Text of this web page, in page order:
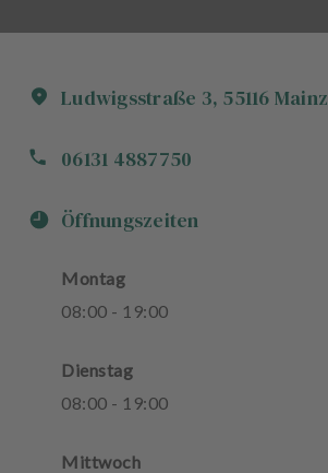
Ludwigsstraße 3, 55116 Mainz
06131 4887750
Öffnungszeiten
Montag
08:00 - 19:00
Dienstag
08:00 - 19:00
Mittwoch